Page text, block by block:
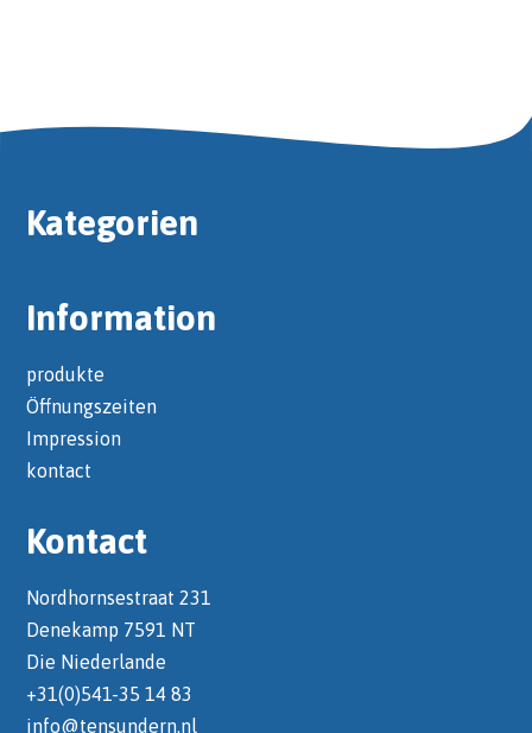
Kategorien
Information
produkte
Öffnungszeiten
Impression
kontact
Kontact
Nordhornsestraat 231
Denekamp 7591 NT
Die Niederlande
+31(0)541-35 14 83
info@tensundern.nl